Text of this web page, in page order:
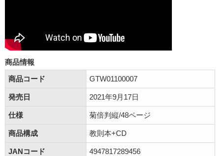
商品情報
商品コード
GTW01100007
発売日 2021年9月17日
仕様 菊倍判縦/48ページ
商品構成 教則本+CD
JANコード 4947817289456